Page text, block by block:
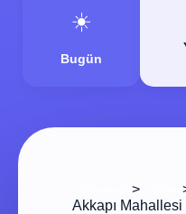
☀️
Bugün
>
Akkapı Mahallesi